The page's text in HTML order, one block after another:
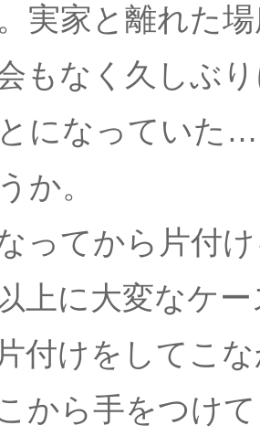
実家と離れた
もなく久しぶ
になっていた
か。
ってから片付
上に大変なケ
付けをしてこ
から手をつけ